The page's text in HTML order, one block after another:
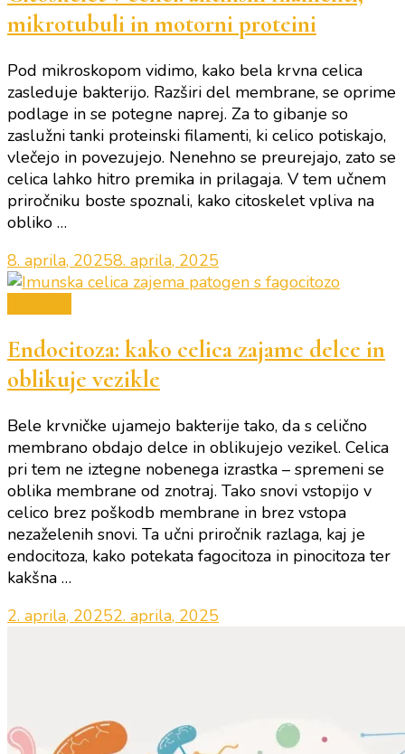
mikrotubuli in motorni proteini
Pod mikroskopom vidimo, kako bela krvna celica
zasleduje bakterijo. Razširi del membrane, se oprime
podlage in se potegne naprej. Za to gibanje so
zaslužni tanki proteinski filamenti, ki celico potiskajo,
vlečejo in povezujejo. Nenehno se preurejajo, zato se
celica lahko hitro premika in prilagaja. V tem učnem
priročniku boste spoznali, kako citoskelet vpliva na
obliko …
8. aprila, 20258. aprila, 2025
Endocitoza: kako celica zajame delce in
oblikuje vezikle
Bele krvničke ujamejo bakterije tako, da s celično
membrano obdajo delce in oblikujejo vezikel. Celica
pri tem ne iztegne nobenega izrastka – spremeni se
oblika membrane od znotraj. Tako snovi vstopijo v
celico brez poškodb membrane in brez vstopa
nezaželenih snovi. Ta učni priročnik razlaga, kaj je
endocitoza, kako potekata fagocitoza in pinocitoza ter
kakšna …
2. aprila, 20252. aprila, 2025